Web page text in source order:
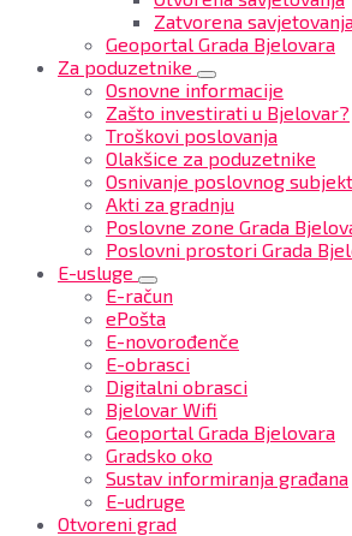
Zatvorena
Geoportal Grada Bjelovara
Za poduzetnike
Osnovne informacije
Zašto investirati u Bjelovar?
Troškovi poslovanja
Olakšice za poduzetnike
Osnivanje poslovnog
Akti za gradnju
Poslovne zone Grada
Poslovni prostori Grada
E-usluge
E-račun
ePošta
E-novorođenče
E-obrasci
Digitalni obrasci
Bjelovar Wifi
Geoportal Grada Bjelovara
Gradsko oko
Sustav informiranja građana
E-udruge
Otvoreni grad